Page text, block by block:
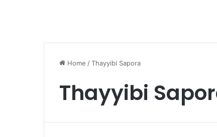
Home /Thayyibi Sapora
Thayyibi